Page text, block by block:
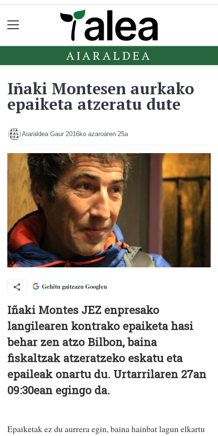
AIARALDEA
Iñaki Montesen aurkako
epaiketa atzeratu dute
Aiaraldea Gaur 2016ko azaroaren 25a
Gehitu gaitzazu Googlen
Iñaki Montes JEZ enpresako
langilearen kontrako epaiketa hasi
behar zen atzo Bilbon, baina
fiskaltzak atzeratzeko eskatu eta
epaileak onartu du. Urtarrilaren 27an
09:30ean egingo da.
Epaiketak ez du aurrera egin, baina hainbat lagun elkartu